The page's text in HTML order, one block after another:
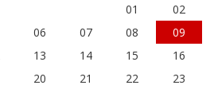
01
02
06 07 08
09
13 14 15
16
20 21 22
23